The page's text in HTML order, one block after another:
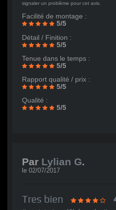
signaler un problème pour cet avis.
Facilité de montage :
5/5
Détail / Finition :
5/5
Tenue dans le temps :
5/5
Rapport qualité / prix :
5/5
Qualité :
5/5
Par Lylian G.
le 02/07/2017
Tres bien